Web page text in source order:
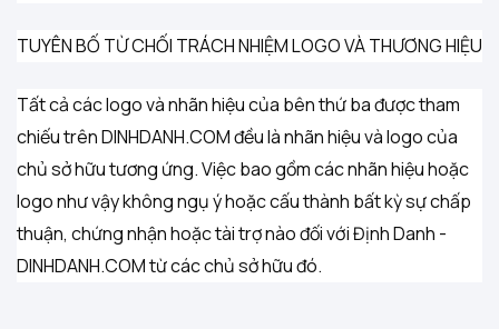
TUYÊN BỐ TỪ CHỐI TRÁCH NHIỆM LOGO VÀ THƯƠNG HIỆU
Tất cả các logo và nhãn hiệu của bên thứ ba được tham
chiếu trên DINHDANH.COM đều là nhãn hiệu và logo của
chủ sở hữu tương ứng. Việc bao gồm các nhãn hiệu hoặc
logo như vậy không ngụ ý hoặc cấu thành bất kỳ sự chấp
thuận, chứng nhận hoặc tài trợ nào đối với Định Danh -
DINHDANH.COM từ các chủ sở hữu đó.